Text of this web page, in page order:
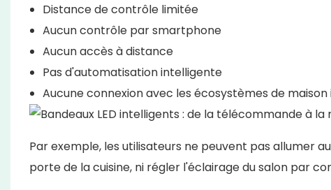
Distance de contrôle limitée
Aucun contrôle par smartphone
Aucun accès à distance
Pas d'automatisation intelligente
Aucune connexion avec les écosystèmes de
Par exemple, les utilisateurs ne peuvent pas allumer
porte de la cuisine, ni régler l'éclairage du salon par